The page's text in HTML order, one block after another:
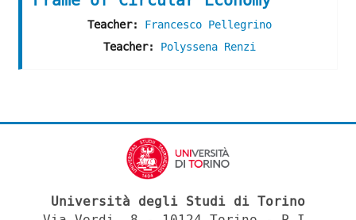
Teacher: Francesco Pellegrino
Teacher: Polyssena Renzi
Università degli Studi di Torino